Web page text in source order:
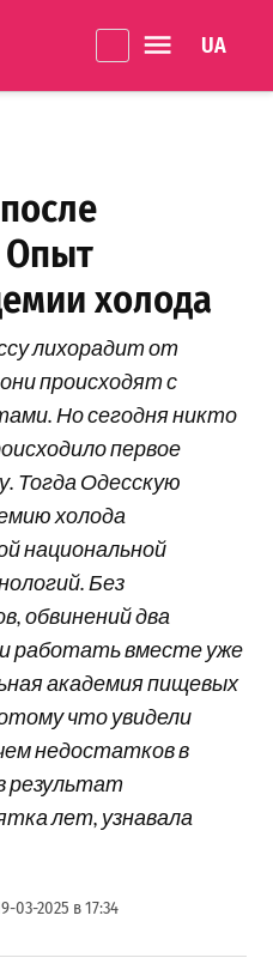
Опыт
холода
лихорадит от
происходят с
Но сегодня никто
первое
Тогда Одесскую
холода
национальной
Без
обвинений два
работать вместе уже
академия пищевых
что увидели
недостатков в
результат
лет, узнавала
03-2025 в 17:34